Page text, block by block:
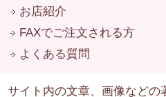
お店紹介
FAXでご注文される方
よくある質問
サイト内の文章、画像などの